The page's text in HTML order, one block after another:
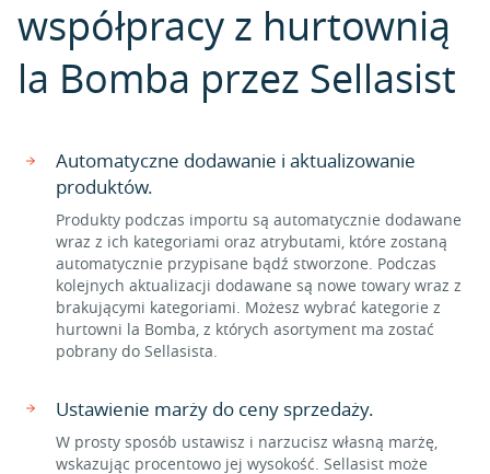
współpracy z hurtownią
la Bomba przez Sellasist
Automatyczne dodawanie i aktualizowanie
produktów.
Produkty podczas importu są automatycznie dodawane
wraz z ich kategoriami oraz atrybutami, które zostaną
automatycznie przypisane bądź stworzone. Podczas
kolejnych aktualizacji dodawane są nowe towary wraz z
brakującymi kategoriami. Możesz wybrać kategorie z
hurtowni la Bomba, z których asortyment ma zostać
pobrany do Sellasista.
Ustawienie marży do ceny sprzedaży.
W prosty sposób ustawisz i narzucisz własną marżę,
wskazując procentowo jej wysokość. Sellasist może